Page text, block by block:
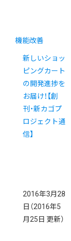
機能改善
新しいショッ
ピングカート
の開発進捗を
お届け！【創
刊・新カゴプ
ロジェクト通
信】
2016年3月28
日 （2016年5
月25日 更新）